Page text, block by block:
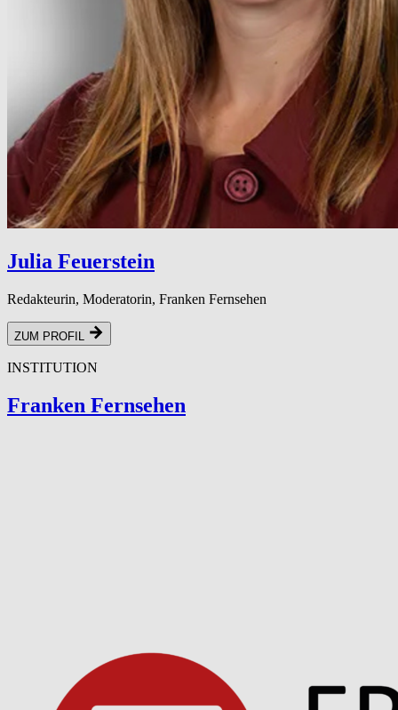
Julia Feuerstein
Redakteurin, Moderatorin, Franken Fernsehen
ZUM PROFIL
INSTITUTION
Franken Fernsehen